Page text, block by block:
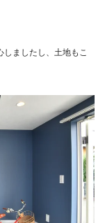
ましたし、土地もこ